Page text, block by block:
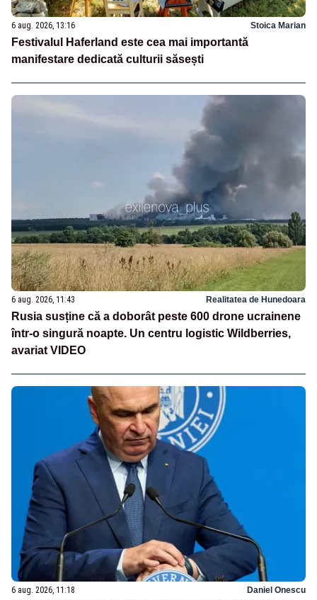
6 aug. 2026, 13:16 Stoica Marian
Festivalul Haferland este cea mai importantă
manifestare dedicată culturii săsești
6 aug. 2026, 11:43 Realitatea de Hunedoara
Rusia susține că a doborât peste 600 drone ucrainene
într-o singură noapte. Un centru logistic Wildberries,
avariat VIDEO
6 aug. 2026, 11:18 Daniel Onescu